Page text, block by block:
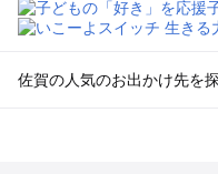
佐賀の人気のお出かけ先を